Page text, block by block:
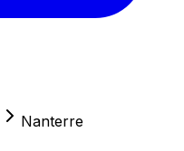
Nanterre